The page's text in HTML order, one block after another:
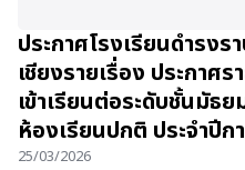
ประกาศโรงเรียนดำรงร
เชียงรายเรื่อง ประกาศ
เข้าเรียนต่อระดับชั้นมัธ
ห้องเรียนปกติ ประจำปีก
25/03/2026